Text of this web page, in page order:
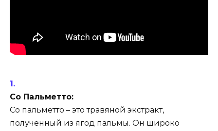
Со Пальметто:
Со пальметто – это травяной экстракт,
полученный из ягод пальмы. Он широко